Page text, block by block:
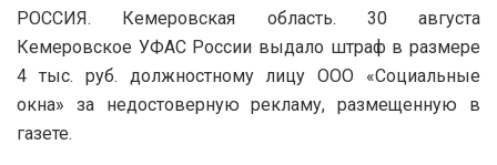
РОССИЯ. Кемеровская область. 30 августа
Кемеровское УФАС России выдало штраф в размере
4 тыс. руб. должностному лицу ООО «Социальные
окна» за недостоверную рекламу, размещенную в
газете.